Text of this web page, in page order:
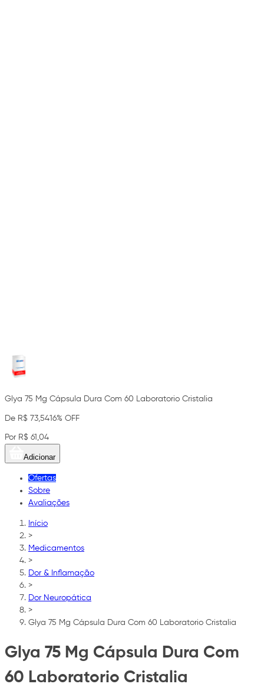
Glya 75 Mg Cápsula Dura Com 60 Laboratorio Cristalia
De R$ 73,5416% OFF
Por R$ 61,04
Adicionar
Ofertas
Sobre
Avaliações
Início
>
Medicamentos
>
Dor & Inflamação
>
Dor Neuropática
>
Glya 75 Mg Cápsula Dura Com 60 Laboratorio Cristalia
Glya 75 Mg Cápsula Dura Com
60 Laboratorio Cristalia